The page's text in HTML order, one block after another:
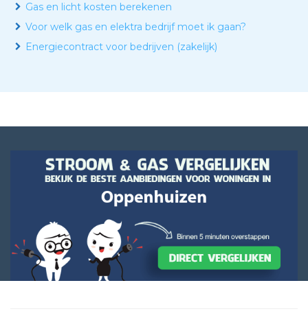
Gas en licht kosten berekenen
Voor welk gas en elektra bedrijf moet ik gaan?
Energiecontract voor bedrijven (zakelijk)